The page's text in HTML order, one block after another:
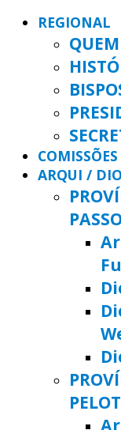
REGIONAL
ARQUI /